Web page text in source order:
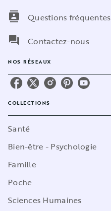
contacts
Questions fréquentes
question_answer
Contactez-nous
NOS RÉSEAUX
COLLECTIONS
Santé
Bien-être - Psychologie
Famille
Poche
Sciences Humaines